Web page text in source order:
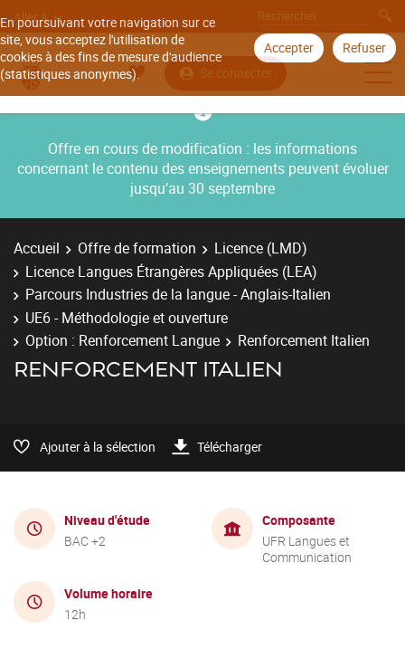
En poursuivant votre navigation sur ce
site, vous acceptez l'utilisation de
cookies à des fins de mesure d'audience
(statistiques anonymes).
Accepter Refuser
Aller à
Se connecter
Offre en cours de modification : les informations
concernant le contenu des enseignements peuvent évoluer
jusqu’au 30 septembre
Accueil Offre de formation
Licence (LMD)
Licence Langues Étrangères Appliquées (LEA)
Parcours Industries de la langue - Anglais-Italien
UE6 - Méthodologie et ouverture
Option : Renforcement Langue
Renforcement Italien
RENFORCEMENT ITALIEN
Ajouter à la sélection Télécharger
Niveau d'étude
BAC +2
Composante
UFR Langues et
Communication
Volume horaire
12h